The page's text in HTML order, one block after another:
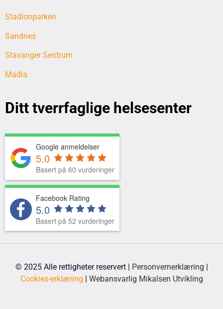
Stadionparken
Sandnes
Stavanger Sentrum
Madla
Ditt tverrfaglige helsesenter
Google anmeldelser
5.0
Basert på 60 vurderinger
Facebook Rating
5.0
Basert på 52 vurderinger
© 2025 Alle rettigheter reservert | Personvernerklæring
Cookies-erklæring
Webansvarlig Mikalsen Utvikling